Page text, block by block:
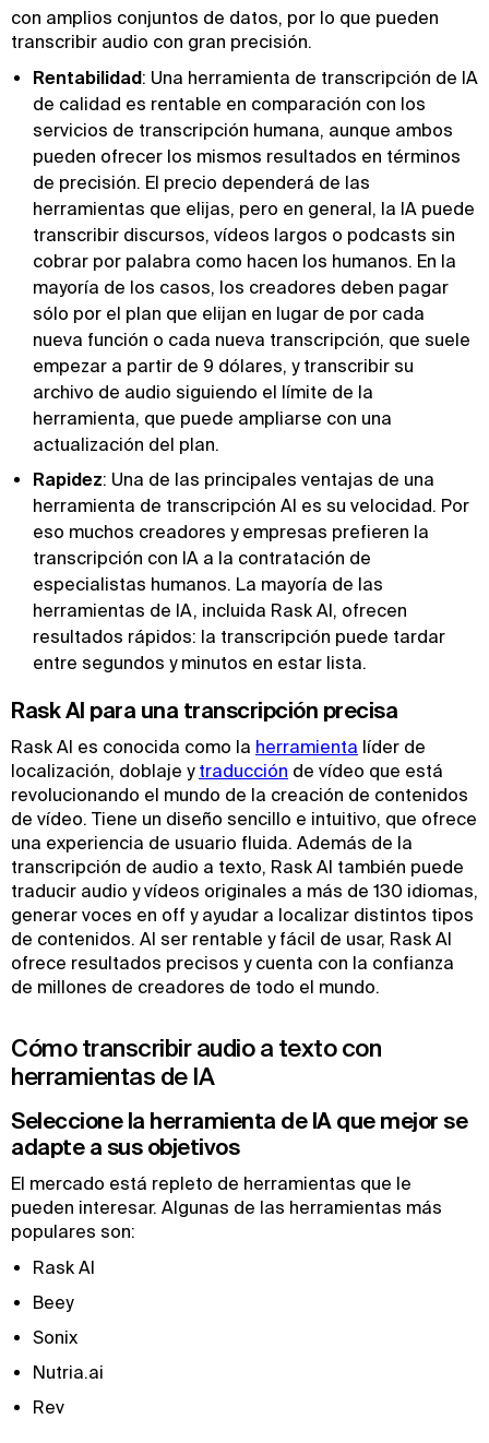
con amplios conjuntos de datos, por lo que pueden
transcribir audio con gran precisión.
Rentabilidad: Una herramienta de transcripción de IA
de calidad es rentable en comparación con los
servicios de transcripción humana, aunque ambos
pueden ofrecer los mismos resultados en términos
de precisión. El precio dependerá de las
herramientas que elijas, pero en general, la IA puede
transcribir discursos, vídeos largos o podcasts sin
cobrar por palabra como hacen los humanos. En la
mayoría de los casos, los creadores deben pagar
sólo por el plan que elijan en lugar de por cada
nueva función o cada nueva transcripción, que suele
empezar a partir de 9 dólares, y transcribir su
archivo de audio siguiendo el límite de la
herramienta, que puede ampliarse con una
actualización del plan.
Rapidez: Una de las principales ventajas de una
herramienta de transcripción AI es su velocidad. Por
eso muchos creadores y empresas prefieren la
transcripción con IA a la contratación de
especialistas humanos. La mayoría de las
herramientas de IA, incluida Rask AI, ofrecen
resultados rápidos: la transcripción puede tardar
entre segundos y minutos en estar lista.
Rask AI para una transcripción precisa
Rask AI es conocida como la herramienta líder de
localización, doblaje y traducción de vídeo que está
revolucionando el mundo de la creación de contenidos
de vídeo. Tiene un diseño sencillo e intuitivo, que ofrece
una experiencia de usuario fluida. Además de la
transcripción de audio a texto, Rask AI también puede
traducir audio y vídeos originales a más de 130 idiomas,
generar voces en off y ayudar a localizar distintos tipos
de contenidos. Al ser rentable y fácil de usar, Rask AI
ofrece resultados precisos y cuenta con la confianza
de millones de creadores de todo el mundo.
Cómo transcribir audio a texto con
herramientas de IA
Seleccione la herramienta de IA que mejor se
adapte a sus objetivos
El mercado está repleto de herramientas que le
pueden interesar. Algunas de las herramientas más
populares son:
Rask AI
Beey
Sonix
Nutria.ai
Rev